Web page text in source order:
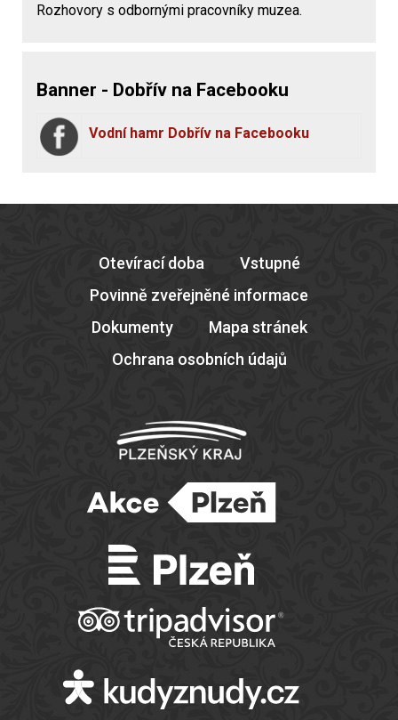
Rozhovory s odbornými pracovníky muzea.
Banner - Dobřív na Facebooku
Vodní hamr Dobřív na Facebooku
Otevírací doba
Vstupné
Povinně zveřejněné informace
Dokumenty
Mapa stránek
Ochrana osobních údajů